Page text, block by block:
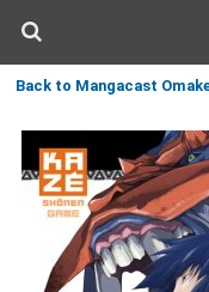
Back to Mangacast